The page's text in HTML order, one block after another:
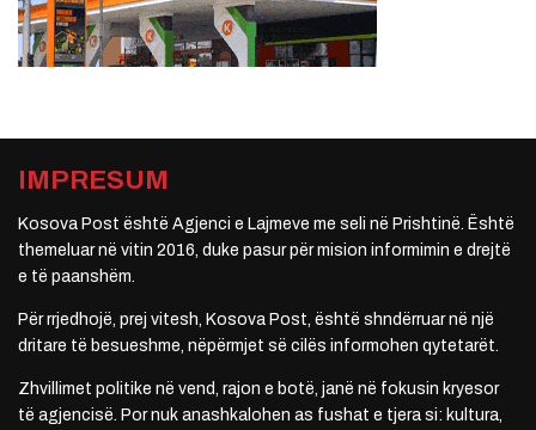
IMPRESUM
Kosova Post është Agjenci e Lajmeve me seli në Prishtinë. Është
themeluar në vitin 2016, duke pasur për mision informimin e drejtë
e të paanshëm.
Për rrjedhojë, prej vitesh, Kosova Post, është shndërruar në një
dritare të besueshme, nëpërmjet së cilës informohen qytetarët.
Zhvillimet politike në vend, rajon e botë, janë në fokusin kryesor
të agjencisë. Por nuk anashkalohen as fushat e tjera si: kultura,